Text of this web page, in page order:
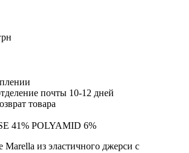
почты 10-12 дней
товара
41% POLYAMID 6%
из эластичного джерси с